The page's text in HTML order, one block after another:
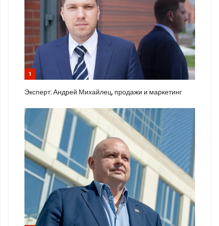
1
Эксперт: Андрей Михайлец, продажи и маркетинг